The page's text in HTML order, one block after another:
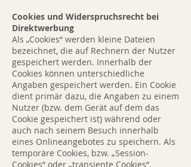
Cookies und Widerspruchsrecht bei
Direktwerbung
Als „Cookies“ werden kleine Dateien
bezeichnet, die auf Rechnern der Nutzer
gespeichert werden. Innerhalb der
Cookies können unterschiedliche
Angaben gespeichert werden. Ein Cookie
dient primär dazu, die Angaben zu einem
Nutzer (bzw. dem Gerät auf dem das
Cookie gespeichert ist) während oder
auch nach seinem Besuch innerhalb
eines Onlineangebotes zu speichern. Als
temporäre Cookies, bzw. „Session-
Cookies“ oder „transiente Cookies“,